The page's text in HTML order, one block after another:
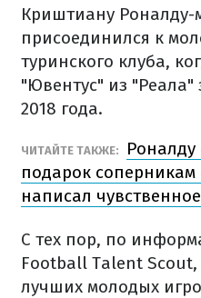
Криштиану
присоединился к
туринского клуба,
"Ювентус" из "Реала"
2018 года.
ЧИТАЙТЕ ТАКЖЕ:
подарок
написал
С тех пор, по
Football Talent
лучших молодых